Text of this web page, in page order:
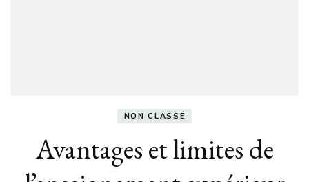
NON CLASSÉ
Avantages et limites de